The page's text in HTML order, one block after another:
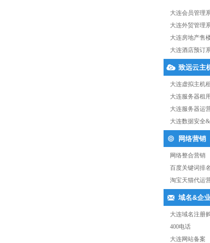
大连会员管理
大连外贸管理
大连房地产售
大连酒店预订
致远云主
大连虚拟主机
大连服务器租
大连服务器运
大连数据安全
网络营销
网络整合营销
百度关键词排名
淘宝天猫代运
域名&企
大连域名注册
400电话
大连网站备案